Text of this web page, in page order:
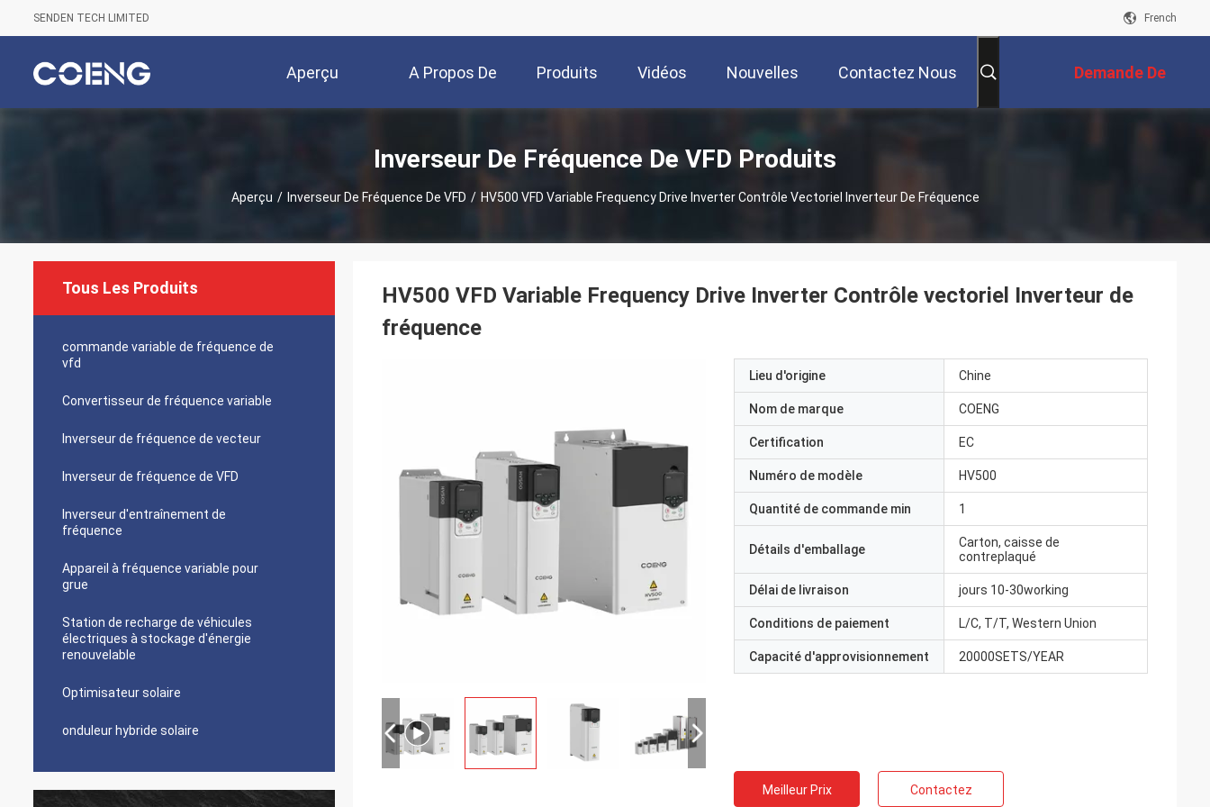
SENDEN TECH LIMITED French
Aperçu A Propos De
Nous
Produits Vidéos Nouvelles Contactez Nous Demande De
Soumission
Inverseur De Fréquence De VFD Produits
Aperçu / Inverseur De Fréquence De VFD / HV500 VFD Variable Frequency Drive Inverter Contrôle Vectoriel Inverteur De Fréquence
Tous Les Produits
commande variable de fréquence de
vfd
Convertisseur de fréquence variable
Inverseur de fréquence de vecteur
Inverseur de fréquence de VFD
Inverseur d'entraînement de
fréquence
Appareil à fréquence variable pour
grue
Station de recharge de véhicules
électriques à stockage d'énergie
renouvelable
Optimisateur solaire
onduleur hybride solaire
HV500 VFD Variable Frequency Drive Inverter Contrôle vectoriel Inverteur de
fréquence
Lieu d'origine Chine
Nom de marque COENG
Certification EC
Numéro de modèle HV500
Quantité de commande min 1
Détails d'emballage
Carton, caisse de
contreplaqué
Délai de livraison jours 10-30working
Conditions de paiement L/C, T/T, Western Union
Capacité d'approvisionnement 20000SETS/YEAR
Meilleur Prix Contactez